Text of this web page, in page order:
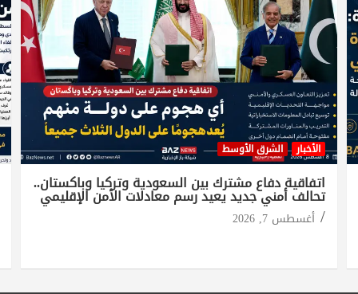
الأخبار الشرق الأوسط
اتفاقية دفاع مشترك بين السعودية وتركيا وباكستان..
تحالف أمني جديد يعيد رسم معادلات الأمن الإقليمي
أغسطس 7, 2026